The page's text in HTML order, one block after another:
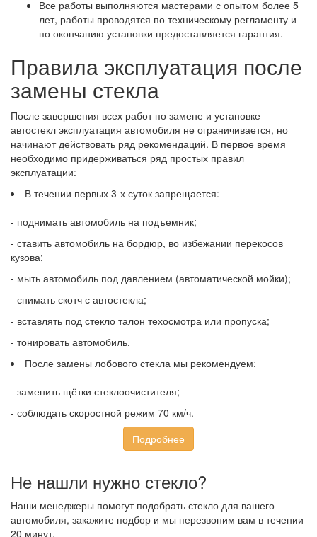
Все работы выполняются мастерами с опытом более 5
лет, работы проводятся по техническому регламенту и
по окончанию установки предоставляется гарантия.
Правила эксплуатация после
замены стекла
После завершения всех работ по замене и установке
автостекл эксплуатация автомобиля не ограничивается, но
начинают действовать ряд рекомендаций. В первое время
необходимо придерживаться ряд простых правил
эксплуатации:
В течении первых 3-х суток запрещается:
- поднимать автомобиль на подъемник;
- ставить автомобиль на бордюр, во избежании перекосов
кузова;
- мыть автомобиль под давлением (автоматической мойки);
- снимать скотч с автостекла;
- вставлять под стекло талон техосмотра или пропуска;
- тонировать автомобиль.
После замены лобового стекла мы рекомендуем:
- заменить щётки стеклоочистителя;
- соблюдать скоростной режим 70 км/ч.
Подробнее
Не нашли нужно стекло?
Наши менеджеры помогут подобрать стекло для вашего
автомобиля, закажите подбор и мы перезвоним вам в течении
20 минут.